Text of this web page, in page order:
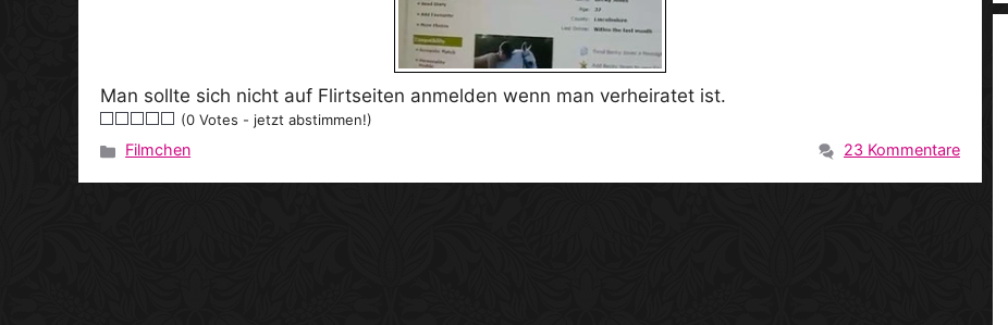
Man sollte sich nicht auf Flirtseiten anmelden wenn man verheiratet ist.
(0 Votes - jetzt abstimmen!)
Kategorien
Filmchen 23 Kommentare